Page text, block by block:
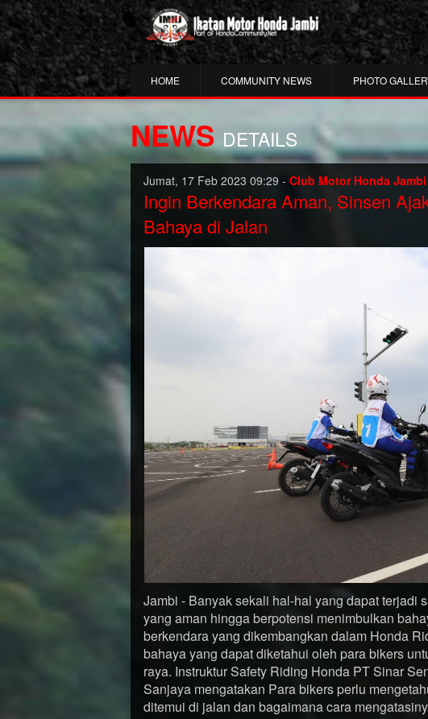
HOME COMMUNITY NEWS PHOTO
NEWS DETAILS
Jumat, 17 Feb 2023 09:29 - Club Motor Honda Jambi
Ingin Berkendara Aman, Sinsen
Bahaya di Jalan
Jambi - Banyak sekali hal-hal yang dapat terjadi
yang aman hingga berpotensi menimbulkan
berkendara yang dikembangkan dalam Honda
bahaya yang dapat diketahui oleh para bikers
raya. Instruktur Safety Riding Honda PT Sinar
Sanjaya mengatakan Para bikers perlu
ditemui di jalan dan bagaimana cara